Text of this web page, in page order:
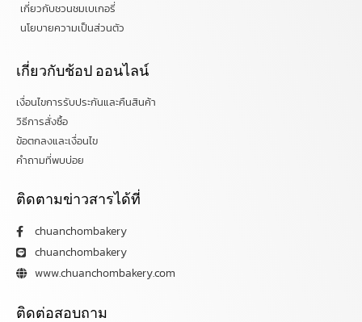
เกี่ยวกับชวนชมเบเกอรี่
นโยบายความเป็นส่วนตัว
เกี่ยวกับช้อป ออนไลน์
เงื่อนไขการรับประกันและคืนสินค้า
วิธีการสั่งซื้อ
ข้อตกลงและเงื่อนไข
คำถามที่พบบ่อย
ติดตามข่าวสารได้ที่
chuanchombakery
chuanchombakery
www.chuanchombakery.com
ติดต่อสอบถาม